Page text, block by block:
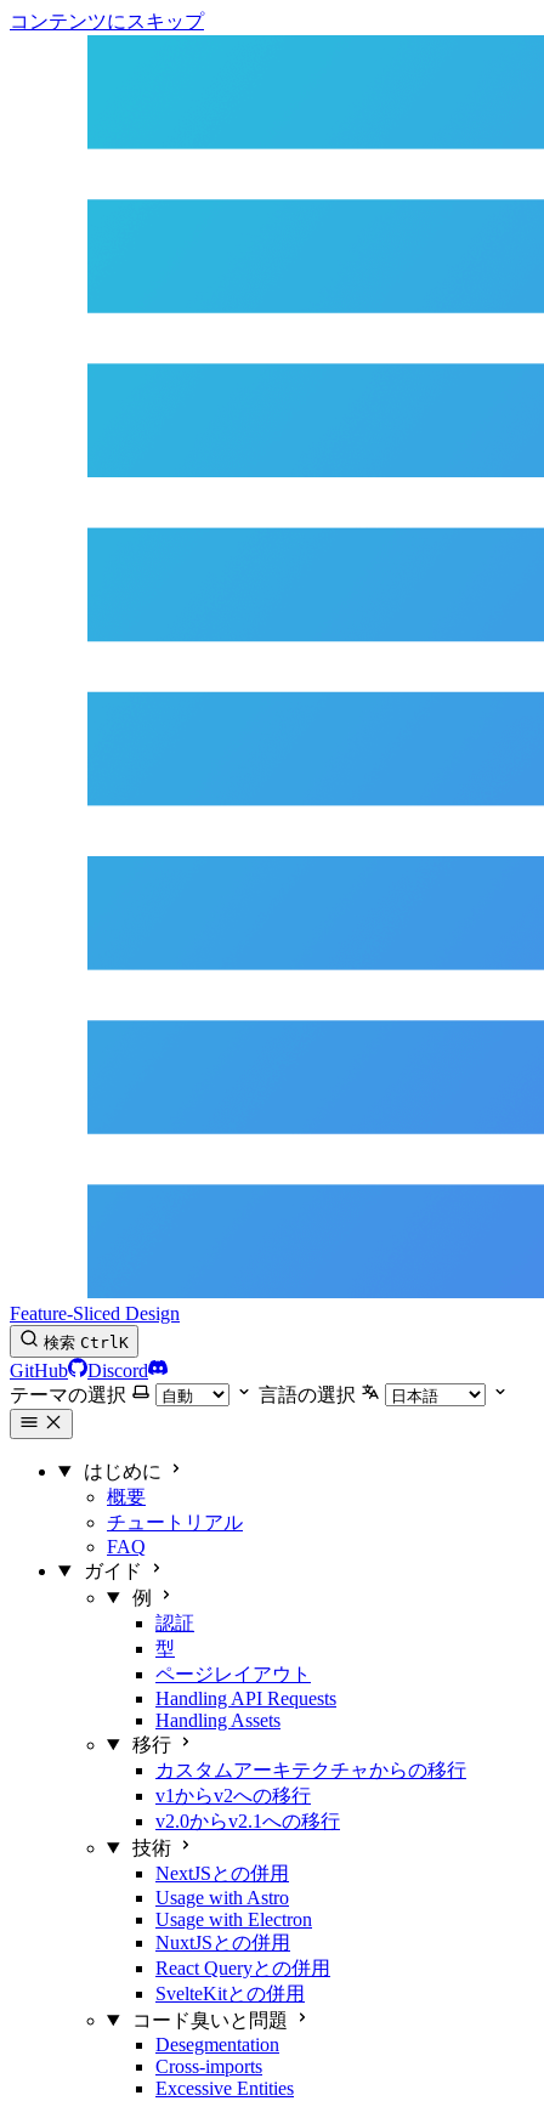
コンテンツにスキップ
Feature-Sliced Design
検索 CtrlK
GitHub
Discord
テーマの選択
言語の選択
はじめに
概要
チュートリアル
FAQ
ガイド
例
認証
型
ページレイアウト
Handling API Requests
Handling Assets
移行
カスタムアーキテクチャからの移行
v1からv2への移行
v2.0からv2.1への移行
技術
NextJSとの併用
Usage with Astro
Usage with Electron
NuxtJSとの併用
React Queryとの併用
SvelteKitとの併用
コード臭いと問題
Desegmentation
Cross-imports
Excessive Entities